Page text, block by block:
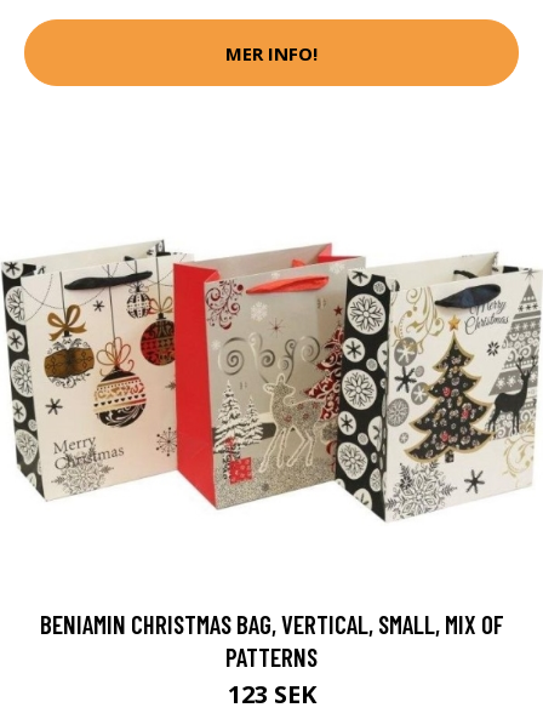
MER INFO!
BENIAMIN CHRISTMAS BAG, VERTICAL, SMALL, MIX OF
PATTERNS
123 SEK